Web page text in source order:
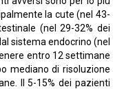
la cute (nel 43-
(nel 29-32% dei
sistema endocrino (nel
entro 12 settimane
mediano di risoluzione
Il 5-15% dei pazienti